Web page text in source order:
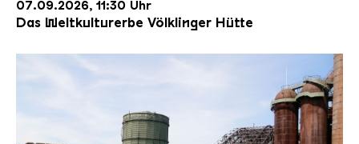
07.09.2026, 11:30 Uhr
Das Weltkulturerbe Völklinger Hütte